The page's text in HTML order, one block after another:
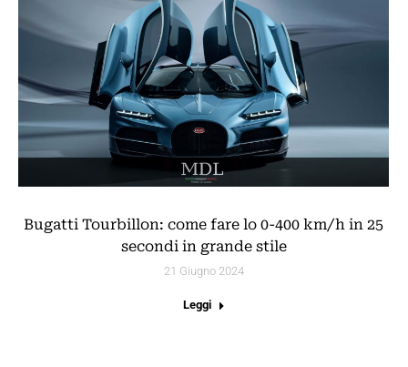
Bugatti Tourbillon: come fare lo 0-400 km/h in 25
secondi in grande stile
21 Giugno 2024
Leggi